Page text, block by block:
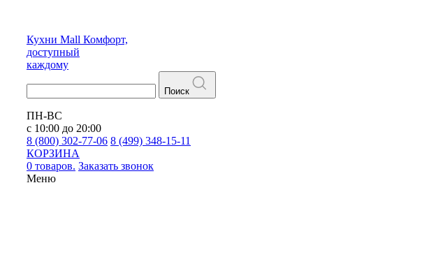
Кухни Mall Комфорт,
доступный
каждому
Поиск
ПН-ВС
с 10:00 до 20:00
8 (800) 302-77-06 8 (499) 348-15-11
КОРЗИНА
0 товаров. Заказать звонок
Меню